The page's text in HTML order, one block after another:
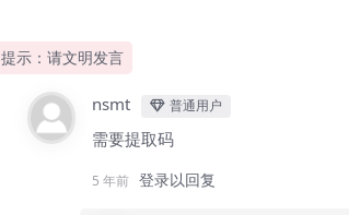
提示：请文明发言
nsmt 普通用户
需要提取码
5 年前 登录以回复